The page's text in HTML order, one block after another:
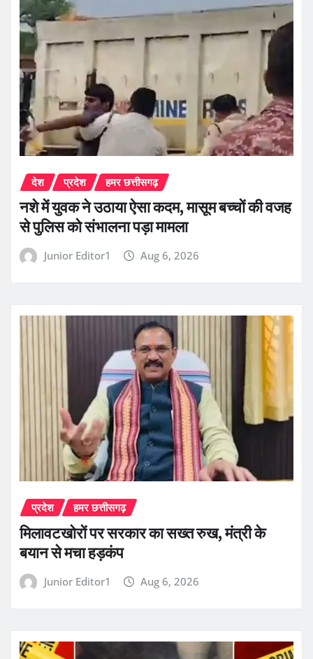
देश प्रदेश हमर छत्तीसगढ़
नशे में युवक ने उठाया ऐसा कदम, मासूम बच्चों की वजह
से पुलिस को संभालना पड़ा मामला
Junior Editor1 Aug 6, 2026
प्रदेश हमर छत्तीसगढ़
मिलावटखोरों पर सरकार का सख्त रुख, मंत्री के
बयान से मचा हड़कंप
Junior Editor1 Aug 6, 2026